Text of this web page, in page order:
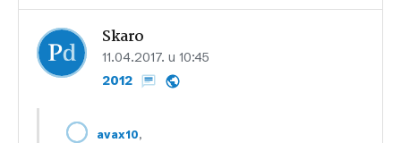
Skaro
11.04.2017. u 10:45
2012
avax10,